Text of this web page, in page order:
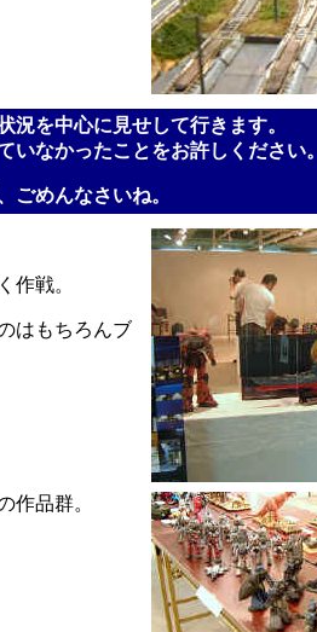
況を中心に見せして行きます。
なかったことをお許しください。
ごめんなさいね。
作戦。
はもちろんブ
作品群。